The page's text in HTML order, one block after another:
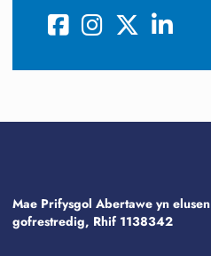
Mae Prifysgol Abertawe yn elusen
gofrestredig, Rhif 1138342